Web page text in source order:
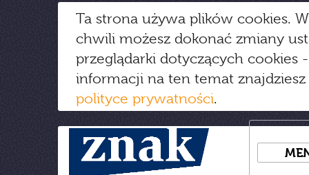
Ta strona używa plików cookies.
chwili możesz dokonać zmiany
przeglądarki dotyczących cookies
informacji na ten temat
polityce prywatności.